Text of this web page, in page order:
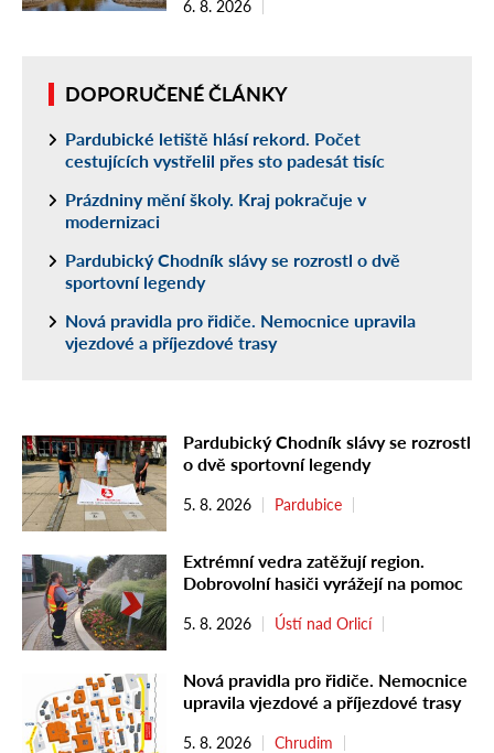
6. 8. 2026
DOPORUČENÉ ČLÁNKY
Pardubické letiště hlásí rekord. Počet
cestujících vystřelil přes sto padesát tisíc
Prázdniny mění školy. Kraj pokračuje v
modernizaci
Pardubický Chodník slávy se rozrostl o dvě
sportovní legendy
Nová pravidla pro řidiče. Nemocnice upravila
vjezdové a příjezdové trasy
Pardubický Chodník slávy se rozrostl
o dvě sportovní legendy
5. 8. 2026 Pardubice
Extrémní vedra zatěžují region.
Dobrovolní hasiči vyrážejí na pomoc
5. 8. 2026 Ústí nad Orlicí
Nová pravidla pro řidiče. Nemocnice
upravila vjezdové a příjezdové trasy
5. 8. 2026 Chrudim